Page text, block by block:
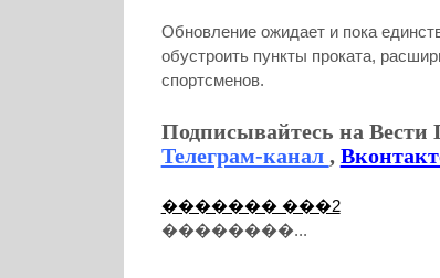
Обновление ожидает и пока
обустроить пункты проката,
спортсменов.
Подписывайтесь на Вести
Телеграм-канал ,
������� ���2
��������...